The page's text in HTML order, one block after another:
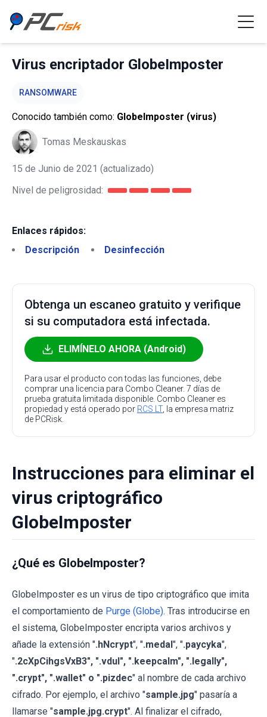
Virus encriptador GlobeImposter
RANSOMWARE
Conocido también como: GlobeImposter (virus)
Tomas Meskauskas
15 de Junio de 2021 (actualizado)
Nivel de peligrosidad:
Enlaces rápidos:
Descripción
Desinfección
Obtenga un escaneo gratuito y verifique
si su computadora está infectada.
ELIMÍNELO AHORA (Android)
Para usar el producto con todas las funciones, debe
comprar una licencia para Combo Cleaner. 7 días de
prueba gratuita limitada disponible. Combo Cleaner es
propiedad y está operado por RCS LT, la empresa matriz
de PCRisk.
Instrucciones para eliminar el
virus criptográfico
GlobeImposter
¿Qué es GlobeImposter?
GlobeImposter es un virus de tipo criptográfico que imita
el comportamiento de Purge (Globe). Tras introducirse en
el sistema, GlobeImposter encripta varios archivos y
añade la extensión ".hNcrypt", ".medal", ".paycyka",
".2cXpCihgsVxB3", ".vdul", ".keepcalm", ".legally",
".crypt", ".wallet" o ".pizdec" al nombre de cada archivo
cifrado. Por ejemplo, el archivo "sample.jpg" pasaría a
llamarse "sample.jpg.crypt". Al finalizar el cifrado,